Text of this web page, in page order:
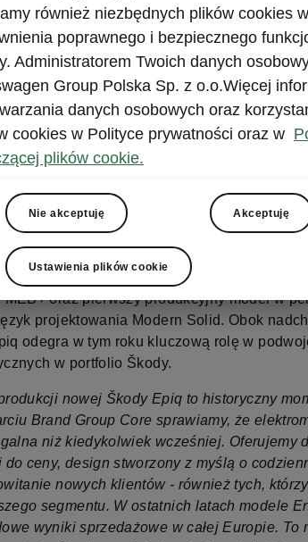
zakładach Volkswagen Navarra w
Škody Epiq - nowego, w pełni
kluczowy krok w zacieśnianiu
W efekcie tego wspólnego projektu
wszystkie miejskie auta elektryczne marek
Škoda będą powstawać w fabrykach na
obecnej generacji modelu Superb, drugi
portfolio producenta, który
zaprojektowany z myślą o klientach, którzy
i nowoczesnego wejścia w świat
To pierwszy samochód czeskiej marki
oraz pierwszy produkcyjny model w
projektowania Modern Solid. Obok
odegra w tym roku kluczową rolę w
w portfolio Škody.
nowej Škody Epiq to historyczny
Brand Group Core sprawiamy, że
niż kiedykolwiek wcześniej. Oferujemy
do ceny, design stworzony z myślą o
nowych klientów - również tych,
segmentu. W ostatnich latach modele
wyniki sprzedażowe w całej Europie. To
również niezbędnych plików cookies
poprawnego i bezpiecznego
Administratorem Twoich danych
Group Polska Sp. z o.o.Więcej
danych osobowych oraz
cookies w Polityce prywatności oraz w
plików cookie.
Nie akceptuję Akceptuję
Ustawienia plików cookie